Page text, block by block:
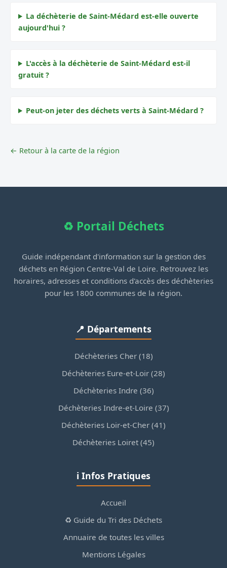
La déchèterie de Saint-Médard est-elle ouverte
aujourd'hui ?
L'accès à la déchèterie de Saint-Médard est-il
gratuit ?
Peut-on jeter des déchets verts à Saint-Médard ?
← Retour à la carte de la région
♻️ Portail Déchets
Guide indépendant d'information sur la gestion des
déchets en Région Centre-Val de Loire. Retrouvez les
horaires, adresses et conditions d'accès des déchèteries
pour les 1800 communes de la région.
📍 Départements
Déchèteries Cher (18)
Déchèteries Eure-et-Loir (28)
Déchèteries Indre (36)
Déchèteries Indre-et-Loire (37)
Déchèteries Loir-et-Cher (41)
Déchèteries Loiret (45)
ℹ️ Infos Pratiques
Accueil
♻️ Guide du Tri des Déchets
Annuaire de toutes les villes
Mentions Légales